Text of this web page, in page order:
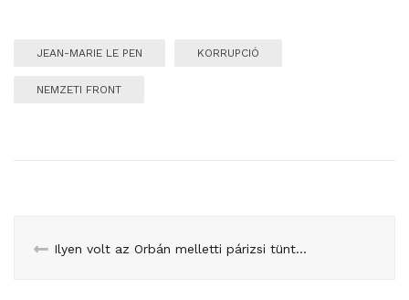
JEAN-MARIE LE PEN KORRUPCIÓ
NEMZETI FRONT
Ilyen volt az Orbán melletti párizsi tüntetés